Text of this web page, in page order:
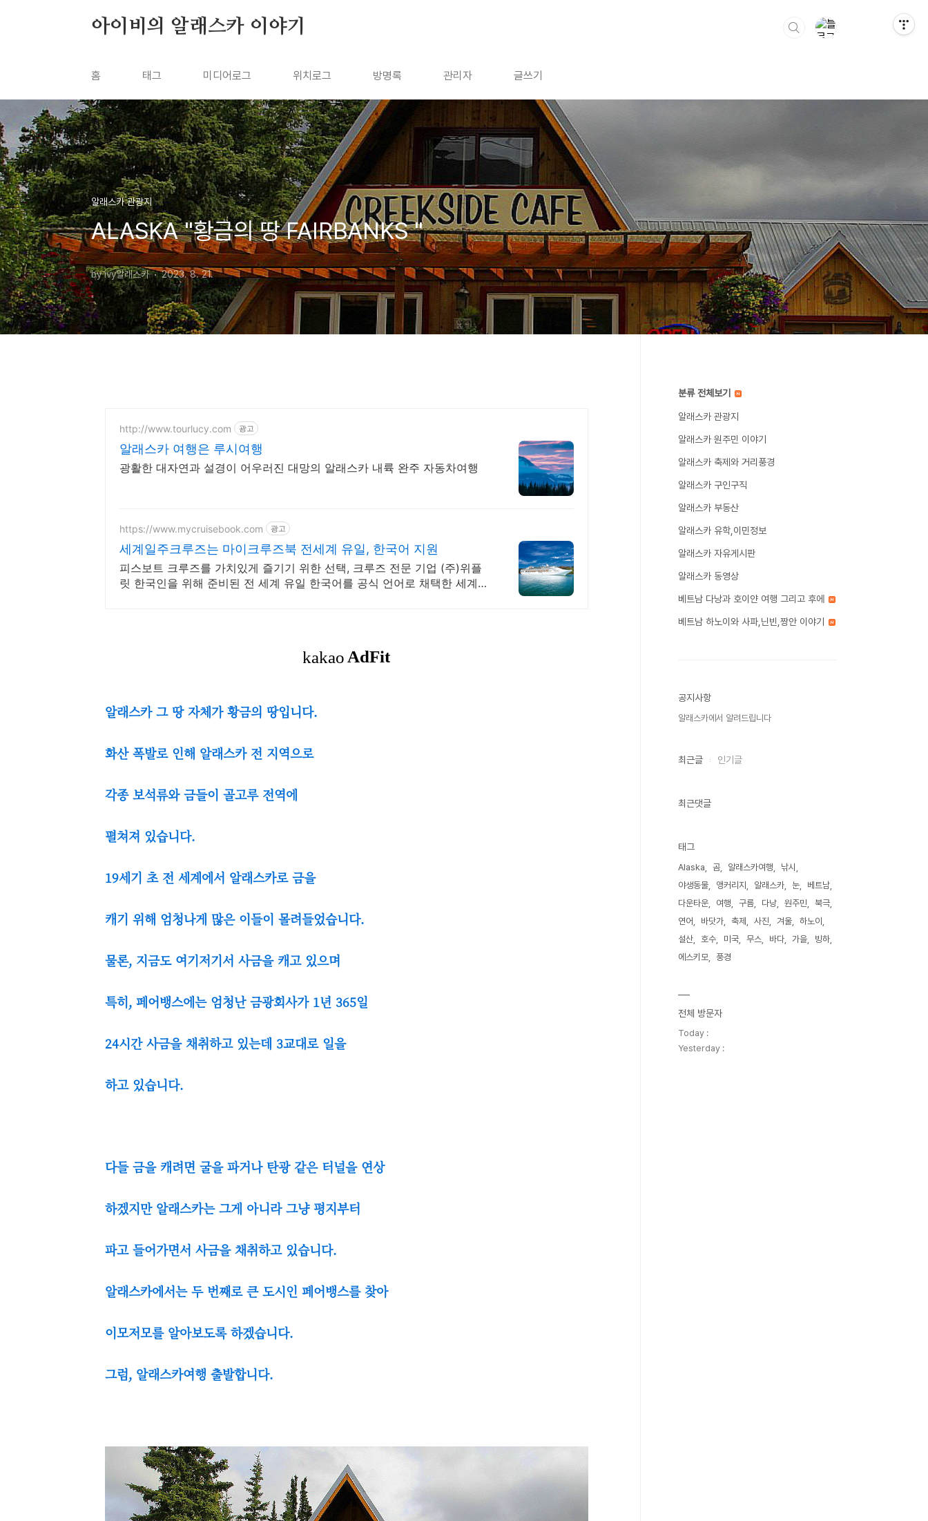
아이비의 알래스카 이야기
홈 태그 미디어로그 위치로그 방명록 관리자 글쓰기
알래스카 관광지
ALASKA "황금의 땅 FAIRBANKS "
by ivy알래스카 2023. 8. 21.
http://www.tourlucy.com 광고
알래스카 여행은 루시여행
광활한 대자연과 설경이 어우러진 대망의 알래스카 내륙 완주 자동차여행
https://www.mycruisebook.com 광고
세계일주크루즈는 마이크루즈북 전세계 유일, 한국어 지원
피스보트 크루즈를 가치있게 즐기기 위한 선택, 크루즈 전문 기업 (주)위플
릿 한국인을 위해 준비된 전 세계 유일 한국어를 공식 언어로 채택한 세계일
알래스카 그 땅 자체가 황금의 땅입니다.
화산 폭발로 인해 알래스카 전 지역으로
각종 보석류와 금들이 골고루 전역에
펼쳐져 있습니다.
19세기 초 전 세계에서 알래스카로 금을
캐기 위해 엄청나게 많은 이들이 몰려들었습니다.
물론, 지금도 여기저기서 사금을 캐고 있으며
특히, 페어뱅스에는 엄청난 금광회사가 1년 365일
24시간 사금을 채취하고 있는데 3교대로 일을
하고 있습니다.
다들 금을 캐려면 굴을 파거나 탄광 같은 터널을 연상
하겠지만 알래스카는 그게 아니라 그냥 평지부터
파고 들어가면서 사금을 채취하고 있습니다.
알래스카에서는 두 번째로 큰 도시인 페어뱅스를 찾아
이모저모를 알아보도록 하겠습니다.
그럼, 알래스카여행 출발합니다.
분류 전체보기
알래스카 관광지
알래스카 원주민 이야기
알래스카 축제와 거리풍경
알래스카 구인구직
알래스카 부동산
알래스카 유학,이민정보
알래스카 자유게시판
알래스카 동영상
베트남 다낭과 호이얀 여행 그리고 후에
베트남 하노이와 사파,닌빈,짱안 이야기
공지사항
알래스카에서 알려드립니다
최근글 인기글
최근댓글
태그
Alaska 곰 알래스카여행
낚시
야생동물
앵커리지 알래스카 눈
베트남
다운타운
여행 구름 다낭 원주민
북극
연어
바닷가 축제 사진 겨울
하노이
설산
호수 미국 무스 바다 가을
빙하
에스키모
풍경
전체 방문자
Today :
Yesterday :